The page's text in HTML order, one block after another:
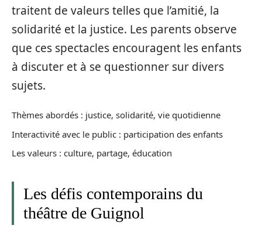
traitent de valeurs telles que l’amitié, la
solidarité et la justice. Les parents observe
que ces spectacles encouragent les enfants
à discuter et à se questionner sur divers
sujets.
Thèmes abordés : justice, solidarité, vie quotidienne
Interactivité avec le public : participation des enfants
Les valeurs : culture, partage, éducation
Les défis contemporains du
théâtre de Guignol